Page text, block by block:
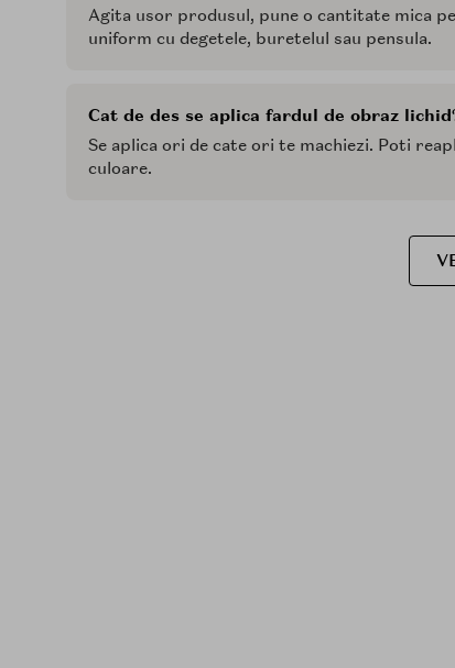
Agita usor produsul, pune o cantitate mica
uniform cu degetele, buretelul sau pensula.
Cat de des se aplica fardul de obraz
Se aplica ori de cate ori te machiezi. Poti
culoare.